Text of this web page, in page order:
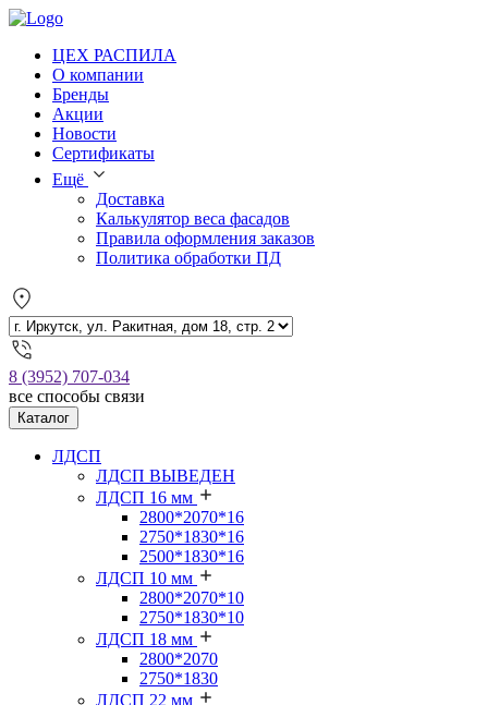
ЦЕХ РАСПИЛА
О компании
Бренды
Акции
Новости
Сертификаты
Ещё
Доставка
Калькулятор веса фасадов
Правила оформления заказов
Политика обработки ПД
8 (3952) 707-034
все способы связи
Каталог
ЛДСП
ЛДСП ВЫВЕДЕН
ЛДСП 16 мм
2800*2070*16
2750*1830*16
2500*1830*16
ЛДСП 10 мм
2800*2070*10
2750*1830*10
ЛДСП 18 мм
2800*2070
2750*1830
ЛДСП 22 мм